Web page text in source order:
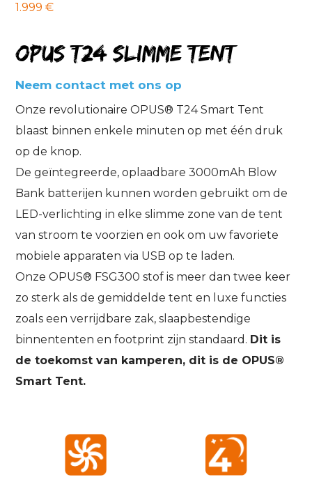
1.999 €
OPUS T24 Slimme Tent
Neem contact met ons op
Onze revolutionaire OPUS® T24 Smart Tent
blaast binnen enkele minuten op met één druk
op de knop.
De geïntegreerde, oplaadbare 3000mAh Blow
Bank batterijen kunnen worden gebruikt om de
LED-verlichting in elke slimme zone van de tent
van stroom te voorzien en ook om uw favoriete
mobiele apparaten via USB op te laden.
Onze OPUS® FSG300 stof is meer dan twee keer
zo sterk als de gemiddelde tent en luxe functies
zoals een verrijdbare zak, slaapbestendige
binnententen en footprint zijn standaard. Dit is
de toekomst van kamperen, dit is de OPUS®
Smart Tent.